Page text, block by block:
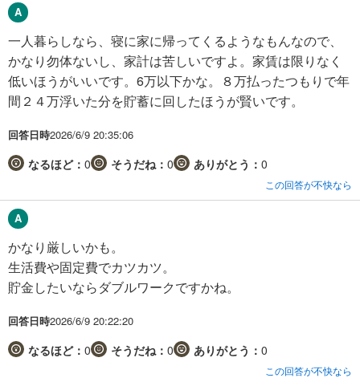
一人暮らしなら、寝に家に帰ってくるようなもんなので、
かなり勿体ないし、家計は苦しいですよ。家賃は限りなく
低いほうがいいです。6万以下かな。８万払ったつもりで年
間２４万浮いた分を貯蓄に回したほうが賢いです。
回答日時2026/6/9 20:35:06
なるほど： 0 そうだね： 0 ありがとう： 0
この回答が不快なら
かなり厳しいかも。
生活費や固定費でカツカツ。
貯金したいならダブルワークですかね。
回答日時2026/6/9 20:22:20
なるほど： 0 そうだね： 0 ありがとう： 0
この回答が不快なら